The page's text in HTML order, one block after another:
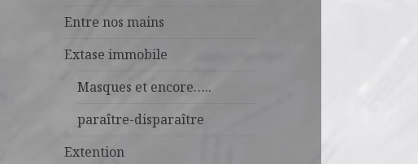
Entre nos mains
Extase immobile
Masques et encore…..
paraître-disparaître
Extention